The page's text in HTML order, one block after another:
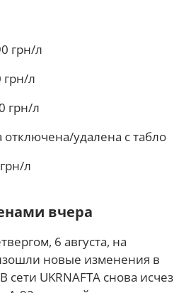
грн/л
грн/л
грн/л
удалена с табло
л
вчера
6 августа, на
новые изменения в
UKRNAFTA снова исчез